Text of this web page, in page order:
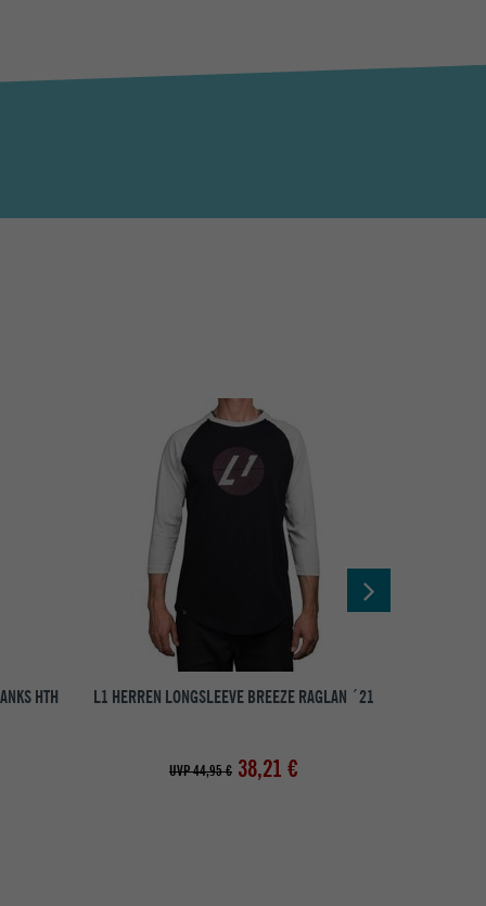
HTH L1 HERREN LONGSLEEVE BREEZE RAGLAN ´21
UVP 44,95 € 38,21 €